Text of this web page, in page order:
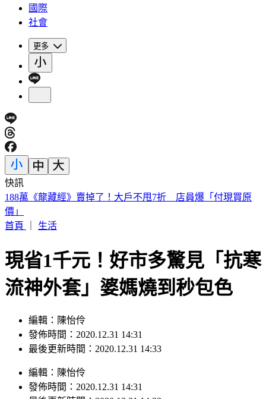
國際
社會
更多
快訊
美股開盤／聯準會升息疑慮意外減緩！標普、那指「雙開高」
首頁
現省1千元！好市多驚見「抗寒
流神外套」婆媽燒到秒包色
發佈時間：2020.12.31 14:31
最後更新時間：2020.12.31 14:33
發佈時間：2020.12.31 14:31
最後更新時間：2020.12.31 14:33